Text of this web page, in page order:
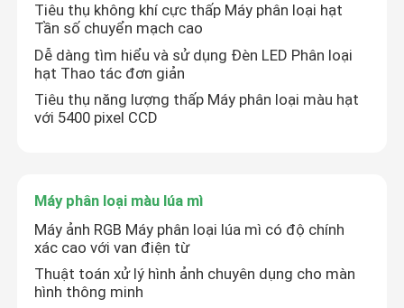
Tiêu thụ không khí cực thấp Máy phân loại hạt
Tần số chuyển mạch cao
Dễ dàng tìm hiểu và sử dụng Đèn LED Phân loại
hạt Thao tác đơn giản
Tiêu thụ năng lượng thấp Máy phân loại màu hạt
với 5400 pixel CCD
Máy phân loại màu lúa mì
Máy ảnh RGB Máy phân loại lúa mì có độ chính
xác cao với van điện từ
Thuật toán xử lý hình ảnh chuyên dụng cho màn
hình thông minh